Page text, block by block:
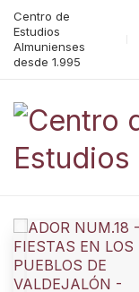
Centro de
Estudios
Almunienses
desde 1.995